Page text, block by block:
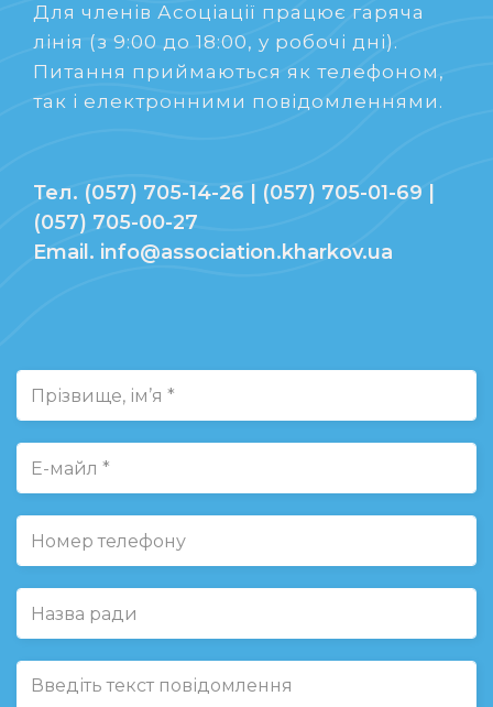
Для членів Асоціації працює гаряча
лінія (з 9:00 до 18:00, у робочі дні).
Питання приймаються як телефоном,
так і електронними повідомленнями.
Тел. (057) 705-14-26 | (057) 705-01-69 |
(057) 705-00-27
Email. info@association.kharkov.ua